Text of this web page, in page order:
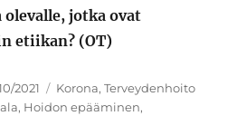
olevalle, jotka ovat
etiikan? (OT)
2021 Kategoriat
Korona,Terveydenhoito
, Hoidon epääminen,